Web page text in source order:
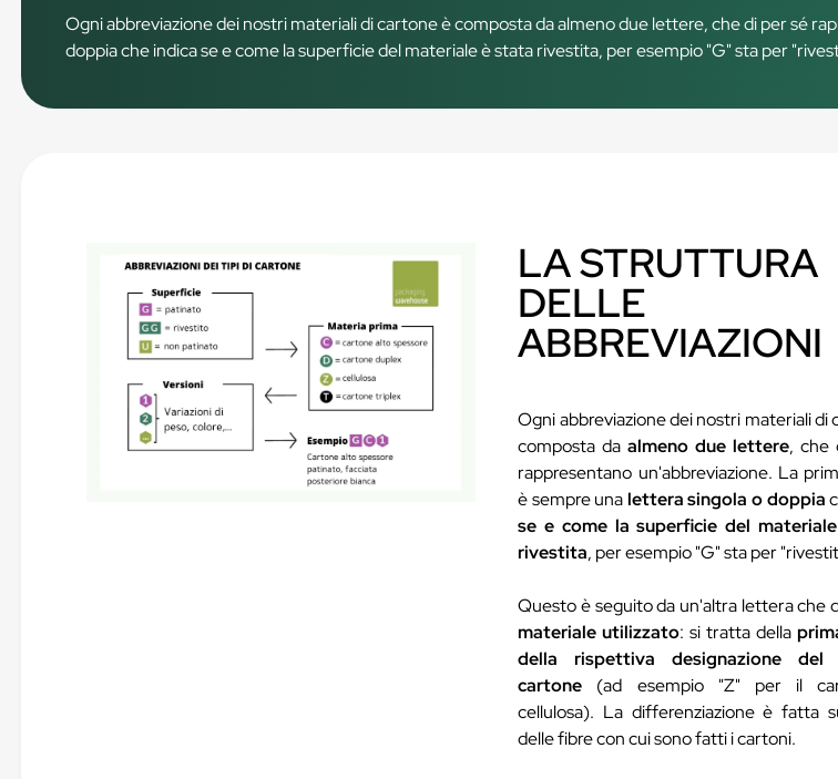
Ogni abbreviazione dei nostri materiali di cartone è composta da almeno due lettere, che di per sé
doppia che indica se e come la superficie del materiale è stata rivestita, per esempio "G" sta per
LA STRUTTURA
DELLE
ABBREVIAZIONI
Ogni abbreviazione dei nostri materiali di
composta daalmeno due lettere, che
rappresentano un'abbreviazione. La
è sempre unalettera singola o doppia
se e come la superficie del
rivestita, per esempio "G" sta per
Questo è seguito da un'altra lettera che
materiale utilizzato: si tratta della
della rispettiva designazione
cartone (ad esempio "Z" per il
cellulosa). La differenziazione è fatta
delle fibre con cui sono fatti i cartoni.